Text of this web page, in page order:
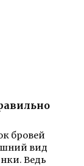
бровей
вид
Ведь